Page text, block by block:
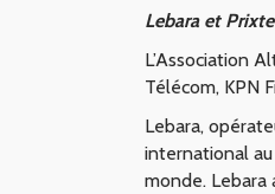
Lebara et
L’Association
Télécom, KPN
Lebara,
international
monde. Lebara